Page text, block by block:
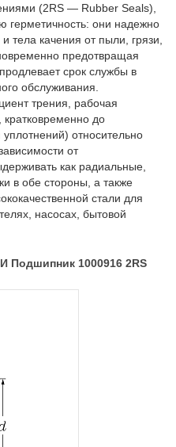
(2RS — Rubber Seals),
герметичность: они надежно
тела качения от пыли, грязи,
предотвращая
срок службы в
обслуживания.
трения, рабочая
кратковременно до
относительно
от
как радиальные,
в обе стороны, а также
стали для
насосах, бытовой
1000916 2RS